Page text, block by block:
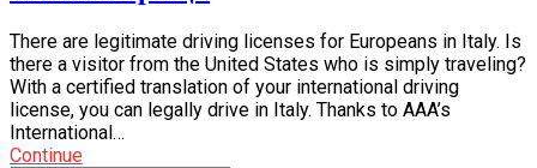
There are legitimate driving licenses for Europeans in Italy. Is
there a visitor from the United States who is simply traveling?
With a certified translation of your international driving
license, you can legally drive in Italy. Thanks to AAA’s
International…
Continue